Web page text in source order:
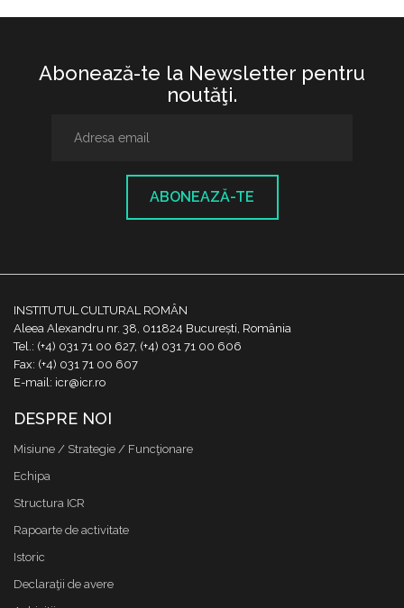
Abonează-te la Newsletter pentru
noutăţi.
ABONEAZĂ-TE
INSTITUTUL CULTURAL ROMÂN
Aleea Alexandru nr. 38, 011824 București, România
Tel.: (+4) 031 71 00 627, (+4) 031 71 00 606
Fax: (+4) 031 71 00 607
E-mail: icr@icr.ro
DESPRE NOI
Misiune / Strategie / Funcţionare
Echipa
Structura ICR
Rapoarte de activitate
Istoric
Declaraţii de avere